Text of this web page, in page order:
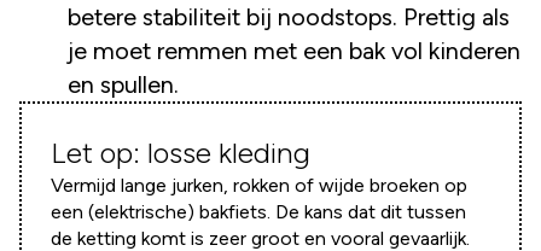
betere stabiliteit bij noodstops. Prettig als
je moet remmen met een bak vol kinderen
en spullen.
Let op: losse kleding
Vermijd lange jurken, rokken of wijde broeken op
een (elektrische) bakfiets. De kans dat dit tussen
de ketting komt is zeer groot en vooral gevaarlijk.